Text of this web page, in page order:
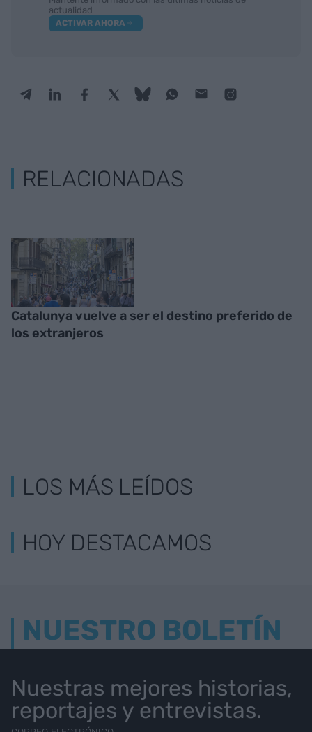
actualidad
ACTIVAR AHORA
RELACIONADAS
Catalunya vuelve a ser el destino preferido de
los extranjeros
LOS MÁS LEÍDOS
HOY DESTACAMOS
NUESTRO BOLETÍN
Nuestras mejores historias,
reportajes y entrevistas.